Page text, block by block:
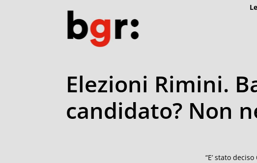
Elezioni Rimini.
candidato? Non
“E’ stato